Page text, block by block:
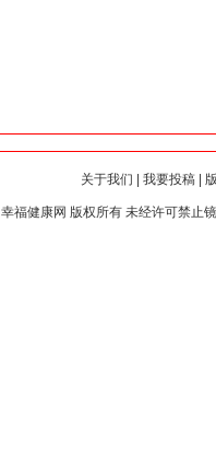
关于我们 我要投稿|
幸福健康网 版权所有 未经许可禁止